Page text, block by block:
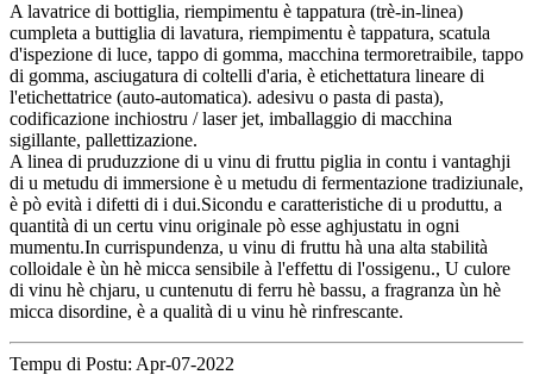
A lavatrice di bottiglia, riempimentu è tappatura (trè-in-linea)
cumpleta a buttiglia di lavatura, riempimentu è tappatura, scatula
d'ispezione di luce, tappo di gomma, macchina termoretraibile, tappo
di gomma, asciugatura di coltelli d'aria, è etichettatura lineare di
l'etichettatrice (auto-automatica). adesivu o pasta di pasta),
codificazione inchiostru / laser jet, imballaggio di macchina
sigillante, pallettizazione.
A linea di pruduzzione di u vinu di fruttu piglia in contu i vantaghji
di u metudu di immersione è u metudu di fermentazione tradiziunale,
è pò evità i difetti di i dui.Sicondu e caratteristiche di u produttu, a
quantità di un certu vinu originale pò esse aghjustatu in ogni
mumentu.In currispundenza, u vinu di fruttu hà una alta stabilità
colloidale è ùn hè micca sensibile à l'effettu di l'ossigenu., U culore
di vinu hè chjaru, u cuntenutu di ferru hè bassu, a fragranza ùn hè
micca disordine, è a qualità di u vinu hè rinfrescante.
Tempu di Postu: Apr-07-2022